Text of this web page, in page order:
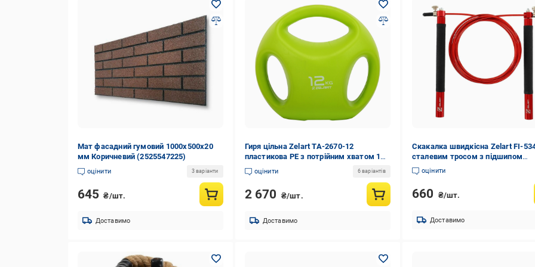
Мат фасадний гумовий 1000х500х20
мм Коричневий (2525547225)
оцінити 3 варіанти
645 ₴/шт.
Доставимо
Гиря цільна Zelart TA-2670-12
пластикова PE з потрійним хватом 12
кг (MD2223)
оцінити 6 варіантів
2 670 ₴/шт.
Доставимо
Скакалка швидкісна Zelart FI-
сталевим тросом з підшипом
(24939105)
оцінити
660 ₴/шт.
Доставимо